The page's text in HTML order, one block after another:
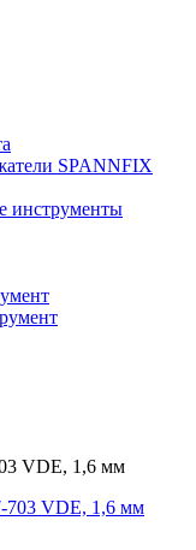
SPANNFIX
инструменты
VDE, 1,6 мм